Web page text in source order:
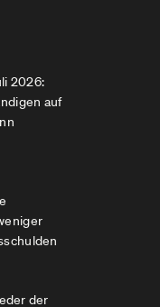
2026:
auf
der